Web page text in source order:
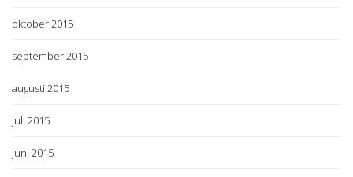
oktober 2015
september 2015
augusti 2015
juli 2015
juni 2015